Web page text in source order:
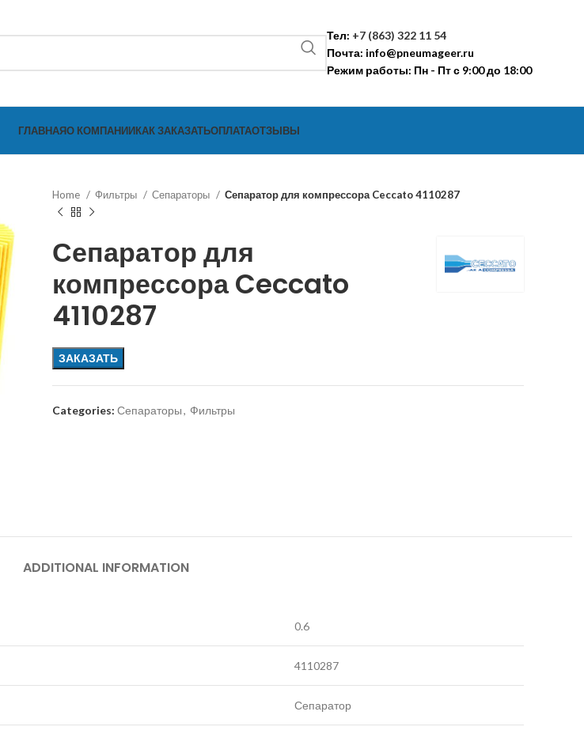
Тел: +7 (863) 322 11 54
Почта: info@pneumageer.ru
Режим работы: Пн - Пт с 9:00 до 18:00
ГЛАВНАЯО КОМПАНИИКАК ЗАКАЗАТЬОПЛАТАОТЗЫВЫ
Home Фильтры Сепараторы Сепаратор для компрессора Ceccato 4110287
Сепаратор для
компрессора Ceccato
4110287
ЗАКАЗАТЬ
Categories: Сепараторы, Фильтры
ADDITIONAL INFORMATION
0.6
4110287
Сепаратор